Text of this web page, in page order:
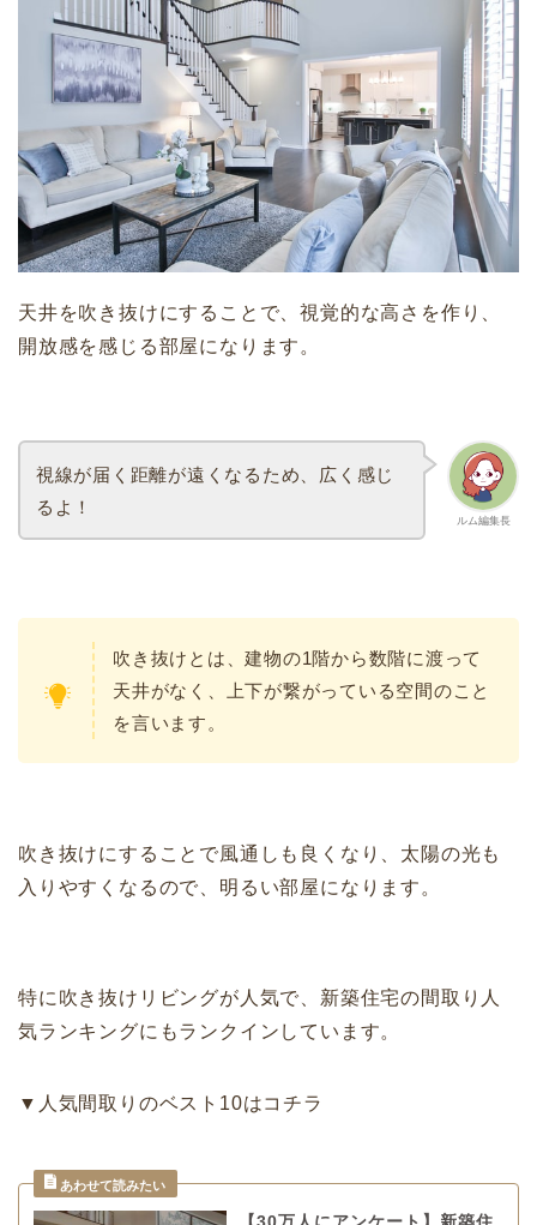
天井を吹き抜けにすることで、視覚的な高さを作り、
開放感を感じる部屋になります。
ルム編集長
視線が届く距離が遠くなるため、広く感じ
るよ！
吹き抜けとは、建物の1階から数階に渡って
天井がなく、上下が繋がっている空間のこと
を言います。
吹き抜けにすることで風通しも良くなり、太陽の光も
入りやすくなるので、明るい部屋になります。
特に吹き抜けリビングが人気で、新築住宅の間取り人
気ランキングにもランクインしています。
▼人気間取りのベスト10はコチラ